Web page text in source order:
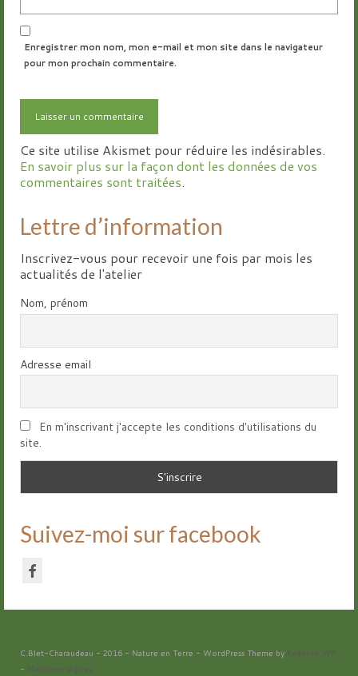
Enregistrer mon nom, mon e-mail et mon site dans le navigateur
pour mon prochain commentaire.
Ce site utilise Akismet pour réduire les indésirables.
En savoir plus sur la façon dont les données de vos
commentaires sont traitées.
Lettre d’information
Inscrivez-vous pour recevoir une fois par mois les
actualités de l'atelier
Nom, prénom
Adresse email
En m'inscrivant j'accepte les conditions d'utilisations du
site.
Suivez-moi sur facebook
C.Blet-Charaudeau - 2016 - Nature en Terre - WordPress Theme by
Kadence WP
- Mentions légales